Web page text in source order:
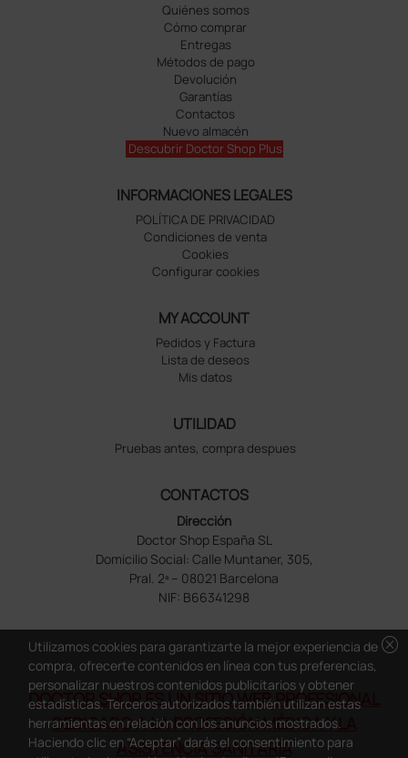
Quiénes somos
Cómo comprar
Entregas
Métodos de pago
Devolución
Garantías
Contactos
Nuevo almacén
Descubrir Doctor Shop Plus
INFORMACIONES LEGALES
POLÍTICA DE PRIVACIDAD
Condiciones de venta
Cookies
Configurar cookies
MY ACCOUNT
Pedidos y Factura
Lista de deseos
Mis datos
UTILIDAD
Pruebas antes, compra despues
CONTACTOS
Dirección
Doctor Shop España SL
Domicilio Social: Calle Muntaner, 305,
Pral. 2ª – 08021 Barcelona
NIF: B66341298
DOCTOR SHOP ES UN SITIO WEB PROFESIONAL
DEDICADO A LA PROFESIÓN MÉDICA Y LA
ASISTENCIA SANITARIA
cancel
Utilizamos cookies para garantizarte la mejor experiencia de
compra, ofrecerte contenidos en línea con tus preferencias,
personalizar nuestros contenidos publicitarios y obtener
estadísticas. Terceros autorizados también utilizan estas
herramientas en relación con los anuncios mostrados.
Haciendo clic en “Aceptar” darás el consentimiento para